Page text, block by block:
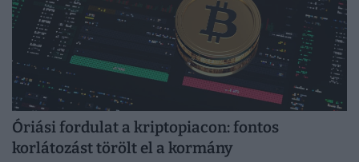
Óriási fordulat a kriptopiacon: fontos
korlátozást törölt el a kormány